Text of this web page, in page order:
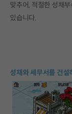
맞추어, 적절한 성채
있습니다.
성채와 세무서를 건